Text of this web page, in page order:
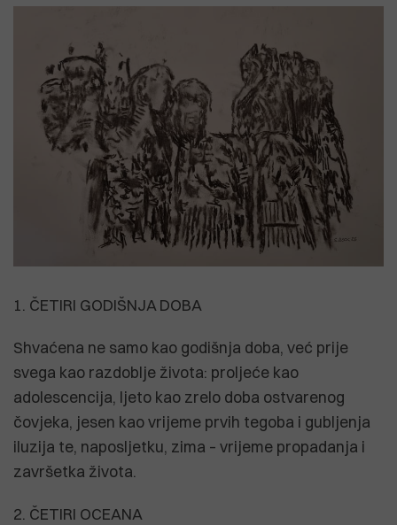
1. ČETIRI GODIŠNJA DOBA
Shvaćena ne samo kao godišnja doba, već prije
svega kao razdoblje života: proljeće kao
adolescencija, ljeto kao zrelo doba ostvarenog
čovjeka, jesen kao vrijeme prvih tegoba i gubljenja
iluzija te, naposljetku, zima – vrijeme propadanja i
završetka života.
2. ČETIRI OCEANA